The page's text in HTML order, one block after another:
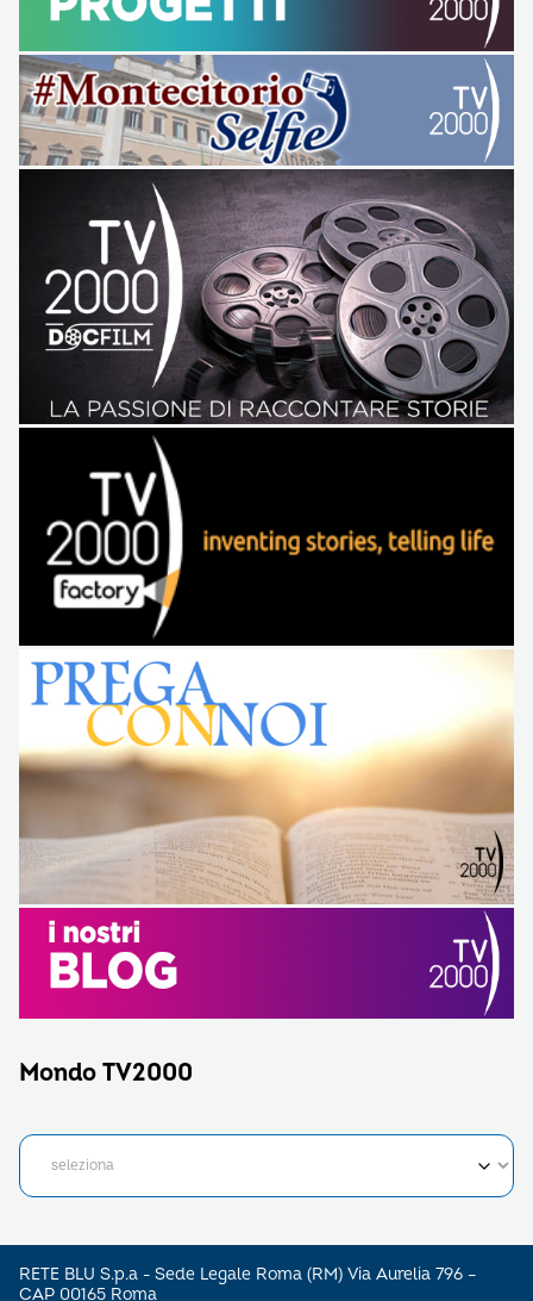
Mondo TV2000
RETE BLU S.p.a - Sede Legale Roma (RM) Via Aurelia 796 –
CAP 00165 Roma